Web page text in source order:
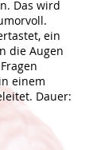
Das wird
ein
die Augen
einem
Dauer: